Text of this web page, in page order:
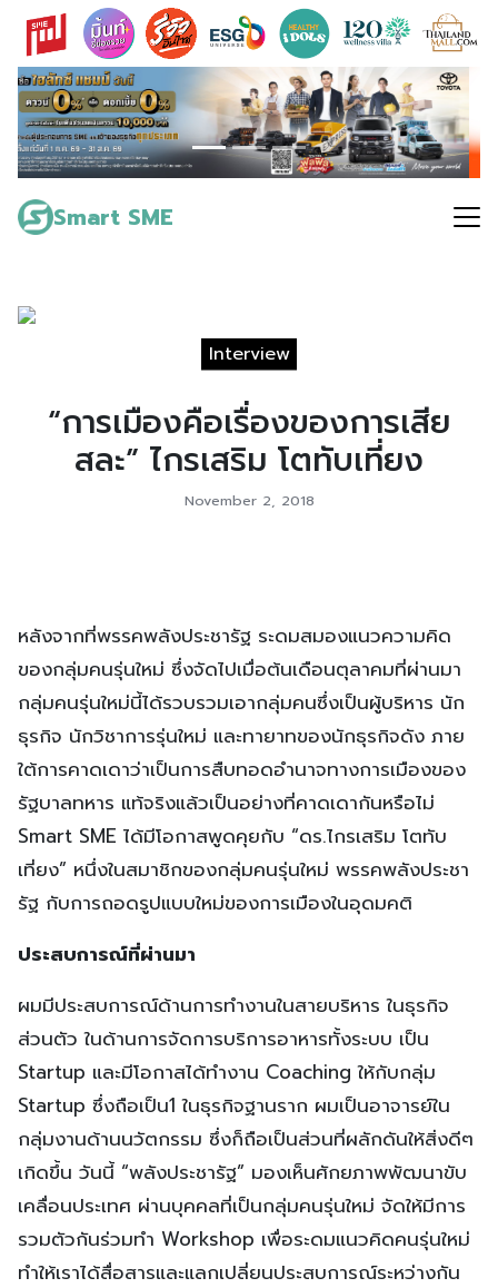
Skip
content
Smart SME
Search
for:
Interview
“การเมืองคือเรื่องของการเสีย
สละ” ไกรเสริม โตทับเที่ยง
November 2, 2018
หลังจากที่พรรคพลังประชารัฐ ระดมสมองแนวความคิด
ของกลุ่มคนรุ่นใหม่ ซึ่งจัดไปเมื่อต้นเดือนตุลาคมที่ผ่านมา
กลุ่มคนรุ่นใหม่นี้ได้รวบรวมเอากลุ่มคนซึ่งเป็นผู้บริหาร นัก
ธุรกิจ นักวิชาการรุ่นใหม่ และทายาทของนักธุรกิจดัง ภาย
ใต้การคาดเดาว่าเป็นการสืบทอดอำนาจทางการเมืองของ
รัฐบาลทหาร แท้จริงแล้วเป็นอย่างที่คาดเดากันหรือไม่
Smart SME ได้มีโอกาสพูดคุยกับ “ดร.ไกรเสริม โตทับ
เที่ยง” หนึ่งในสมาชิกของกลุ่มคนรุ่นใหม่ พรรคพลังประชา
รัฐ กับการถอดรูปแบบใหม่ของการเมืองในอุดมคติ
ประสบการณ์ที่ผ่านมา
ผมมีประสบการณ์ด้านการทำงานในสายบริหาร ในธุรกิจ
ส่วนตัว ในด้านการจัดการบริการอาหารทั้งระบบ เป็น
Startup และมีโอกาสได้ทำงาน Coaching ให้กับกลุ่ม
Startup ซึ่งถือเป็น1 ในธุรกิจฐานราก ผมเป็นอาจารย์ใน
กลุ่มงานด้านนวัตกรรม ซึ่งก็ถือเป็นส่วนที่ผลักดันให้สิ่งดีๆ
เกิดขึ้น วันนี้ “พลังประชารัฐ” มองเห็นศักยภาพพัฒนาขับ
เคลื่อนประเทศ ผ่านบุคคลที่เป็นกลุ่มคนรุ่นใหม่ จัดให้มีการ
รวมตัวกันร่วมทำ Workshop เพื่อระดมแนวคิดคนรุ่นใหม่
ทำให้เราได้สื่อสารและแลกเปลี่ยนประสบการณ์ระหว่างกัน